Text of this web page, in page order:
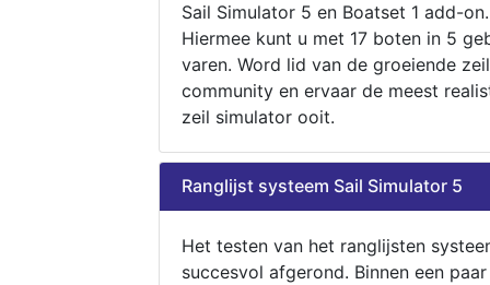
Sail Simulator 5 en Boatset 1 add-on.
Hiermee kunt u met 17 boten in 5
varen. Word lid van de groeiende zeil
community en ervaar de meest
zeil simulator ooit.
Ranglijst systeem Sail Simulator 5
Het testen van het ranglijsten
succesvol afgerond. Binnen een